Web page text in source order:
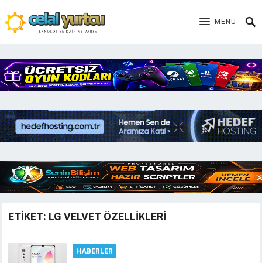
MENU
ETIKET: LG VELVET ÖZELLIKLERI
HABERLER